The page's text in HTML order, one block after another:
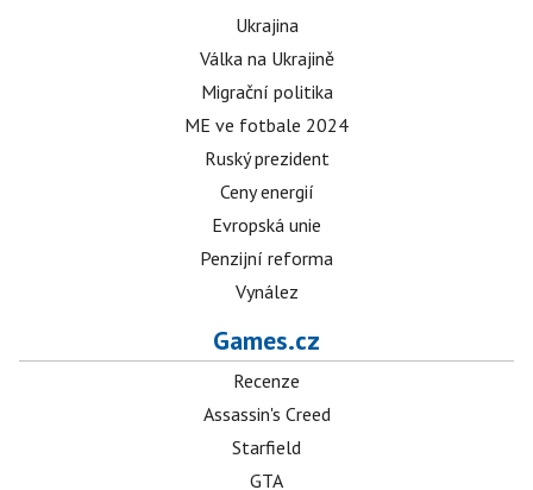
Ukrajina
Válka na Ukrajině
Migrační politika
ME ve fotbale 2024
Ruský prezident
Ceny energií
Evropská unie
Penzijní reforma
Vynález
Games.cz
Recenze
Assassin's Creed
Starfield
GTA